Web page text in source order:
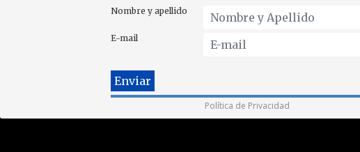
Nombre y apellido
E-mail
Política de Privacidad